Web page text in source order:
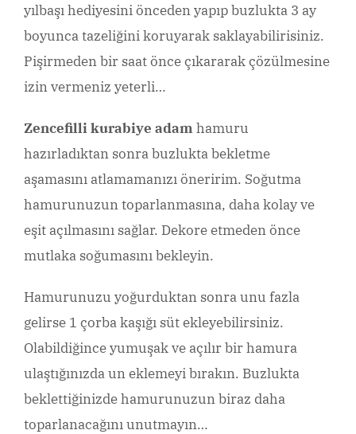
yılbaşı hediyesini önceden yapıp buzlukta 3 ay
boyunca tazeliğini koruyarak saklayabilirisiniz.
Pişirmeden bir saat önce çıkararak çözülmesine
izin vermeniz yeterli…
Zencefilli kurabiye adam hamuru
hazırladıktan sonra buzlukta bekletme
aşamasını atlamamanızı öneririm. Soğutma
hamurunuzun toparlanmasına, daha kolay ve
eşit açılmasını sağlar. Dekore etmeden önce
mutlaka soğumasını bekleyin.
Hamurunuzu yoğurduktan sonra unu fazla
gelirse 1 çorba kaşığı süt ekleyebilirsiniz.
Olabildiğince yumuşak ve açılır bir hamura
ulaştığınızda un eklemeyi bırakın. Buzlukta
beklettiğinizde hamurunuzun biraz daha
toparlanacağını unutmayın…